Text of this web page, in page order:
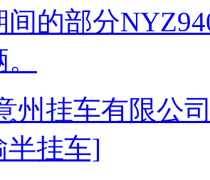
间的部分
州挂车有限公
半挂车]